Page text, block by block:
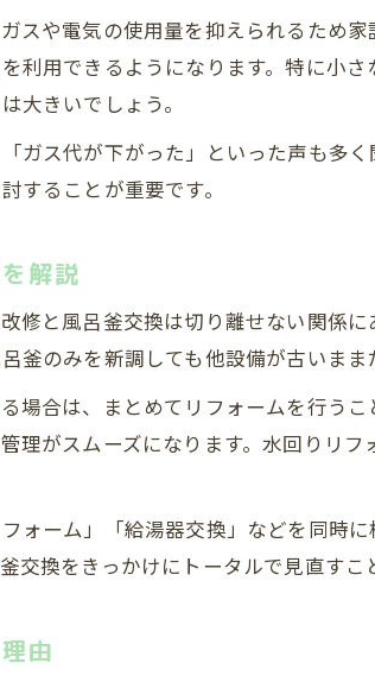
風呂釜の不具合が生活に与える影響
敗しない風呂釜交換と中古戸建ての賢
信頼できる業者選びで風呂釜交換の失
中古戸建ての風呂釜交換で押さえる
見積もり比較から始める風呂釜交換の
中古住宅の修繕費と風呂釜交換費用の
DIYと業者依頼の違いを知る風呂釜交換の
風呂釜交換はDIYと業者依頼どちらが
風呂釜交換を業者に依頼するメリッ
風呂釜DIY交換と業者費用の比較ポイ
スや電気の使用量を抑えられるため
利用できるようになります。特に小
大きいでしょう。
ガス代が下がった」といった声も多
することが重要です。
解説
と風呂釜交換は切り離せない関係
のみを新調しても他設備が古いまま
場合は、まとめてリフォームを行う
理がスムーズになります。水回りリ
ォーム」「給湯器交換」などを同時
換をきっかけにトータルで見直すこ
由